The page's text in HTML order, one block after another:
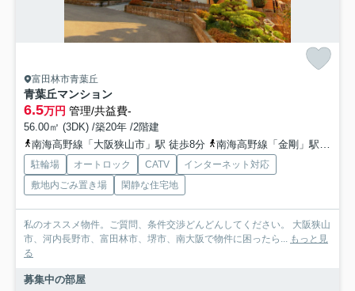
富田林市青葉丘
青葉丘マンション
6.5万円 管理/共益費-
56.00㎡ (3DK) /築20年 /2階建
南海高野線「大阪狭山市」駅 徒歩8分
南海高野線「金剛」駅 徒歩18分
駐輪場 オートロック CATV
インターネット対応
敷地内ごみ置き場
閑静な住宅地
私のオススメ物件。ご質問、条件交渉どんどんしてください。 大阪狭山
市、河内長野市、富田林市、堺市、南大阪で物件に困ったら... もっと見
る
募集中の部屋